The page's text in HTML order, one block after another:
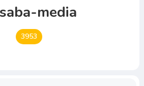
media
3953